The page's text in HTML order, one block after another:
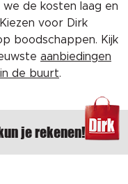
de kosten laag en
voor Dirk
boodschappen. Kijk
aanbiedingen
de buurt.
je rekenen!